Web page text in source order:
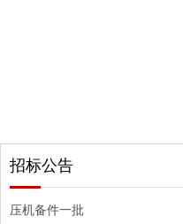
招标公告
压机备件一批